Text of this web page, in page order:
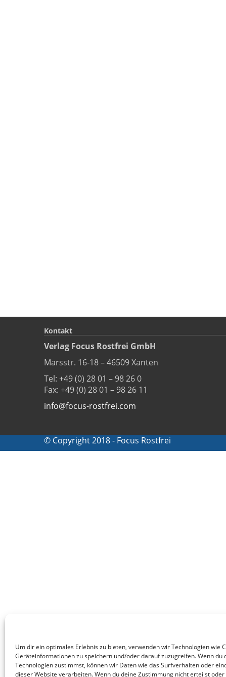
Um dir ein optimales Erlebnis zu bieten, verwenden wir Technologien wie
Geräteinformationen zu speichern und/oder darauf zuzugreifen. Wenn du
Technologien zustimmst, können wir Daten wie das Surfverhalten oder
dieser Website verarbeiten. Wenn du deine Zustimmung nicht erteilst oder
Kontakt
Verlag Focus Rostfrei GmbH
Marsstr. 16-18 – 46509 Xanten
Tel: +49 (0) 28 01 – 98 26 0
Fax: +49 (0) 28 01 – 98 26 11
info@focus-rostfrei.com
© Copyright 2018 - Focus Rostfrei